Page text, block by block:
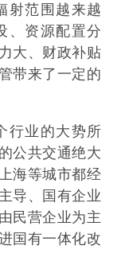
射范围越来越
、资源配置分
大、财政补贴
带来了一定的
行业的大势所
公共交通绝大
海等城市都经
导、国有企业
民营企业为主
国有一体化改